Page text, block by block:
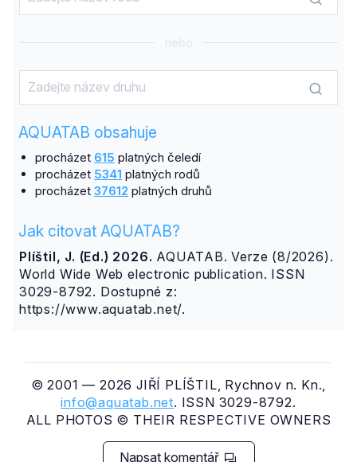
nebo
AQUATAB obsahuje
procházet 615 platných čeledí
procházet 5341 platných rodů
procházet 37612 platných druhů
Jak citovat AQUATAB?
Plíštil, J. (Ed.) 2026. AQUATAB. Verze (8/2026).
World Wide Web electronic publication. ISSN
3029-8792. Dostupné z:
https://www.aquatab.net/.
© 2001 — 2026 JIŘÍ PLÍŠTIL, Rychnov n. Kn.,
info@aquatab.net. ISSN 3029-8792.
ALL PHOTOS © THEIR RESPECTIVE OWNERS
Napsat komentář